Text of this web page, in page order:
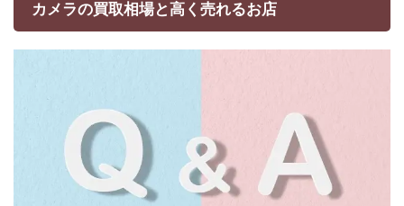
カメラの買取相場と高く売れるお店